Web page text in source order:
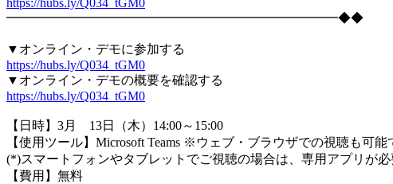
━━━━━━━━━━━━━━━━━━━━━━━━━━◆◆
▼オンライン・デモに参加する
https://hubs.ly/Q034_tGM0
▼オンライン・デモの概要を確認する
https://hubs.ly/Q034_tGM0
【日時】3月 13日（木）14:00～15:00
【使用ツール】Microsoft Teams ※ウェブ・ブラウザでの視聴も可能
(*)スマートフォンやタブレットでご視聴の場合は、専用アプリが必
【費用】無料